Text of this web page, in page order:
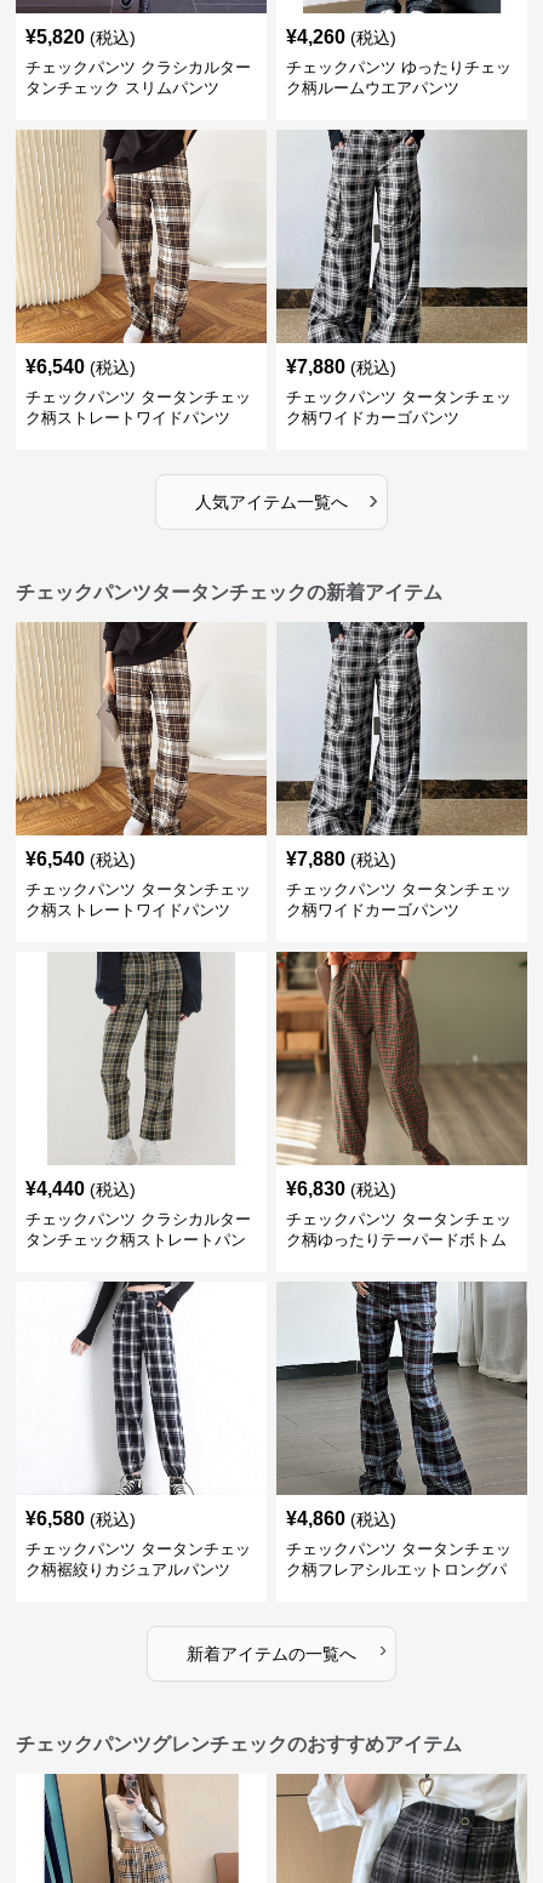
¥5,820 (税込)
チェックパンツ クラシカルター
タンチェック スリムパンツ
¥4,260 (税込)
チェックパンツ ゆったりチェッ
ク柄ルームウエアパンツ
¥6,540 (税込)
チェックパンツ タータンチェッ
ク柄ストレートワイドパンツ
¥7,880 (税込)
チェックパンツ タータンチェッ
ク柄ワイドカーゴパンツ
人気アイテム一覧へ ›
チェックパンツタータンチェックの新着アイテム
¥6,540 (税込)
チェックパンツ タータンチェッ
ク柄ストレートワイドパンツ
¥7,880 (税込)
チェックパンツ タータンチェッ
ク柄ワイドカーゴパンツ
¥4,440 (税込)
チェックパンツ クラシカルター
タンチェック柄ストレートパン
¥6,830 (税込)
チェックパンツ タータンチェッ
ク柄ゆったりテーパードボトム
¥6,580 (税込)
チェックパンツ タータンチェッ
ク柄裾絞りカジュアルパンツ
¥4,860 (税込)
チェックパンツ タータンチェッ
ク柄フレアシルエットロングパ
新着アイテムの一覧へ ›
チェックパンツグレンチェックのおすすめアイテム